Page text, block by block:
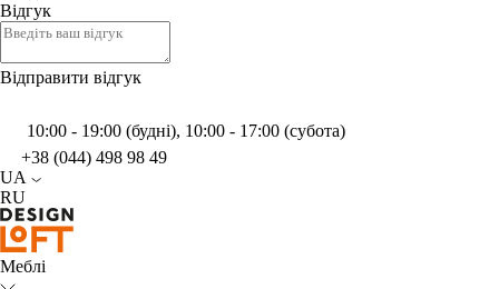
Відгук
Відправити відгук
10:00 - 19:00 (будні), 10:00 - 17:00 (субота)
+38 (044) 498 98 49
UA
RU
Меблі